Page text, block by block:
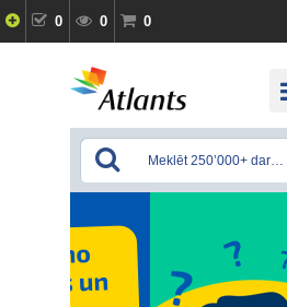
0 0 0